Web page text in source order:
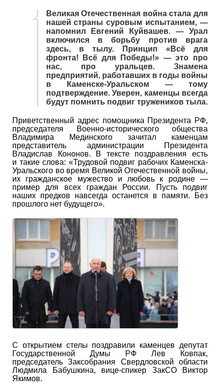
Великая Отечественная война стала для
нашей страны суровым испытанием, —
напомнил Евгений Куйвашев. — Урал
включился в борьбу против врага
здесь, в тылу. Принцип «Всё для
фронта! Всё для Победы!» — это про
нас, про уральцев. Знамена
предприятий, работавших в годы войны
в Каменске-Уральском — тому
подтверждение. Уверен, каменцы всегда
будут помнить подвиг тружеников тыла.
Приветственный адрес помощника Президента РФ,
председателя Военно-исторического общества
Владимира Мединского зачитал каменцам
представитель администрации Президента
Владислав Кононов. В тексте поздравления есть
и такие слова: «Трудовой подвиг рабочих Каменска-
Уральского во время Великой Отечественной войны,
их гражданское мужество и любовь к родине —
пример для всех граждан России. Пусть подвиг
наших предков навсегда останется в памяти. Без
прошлого нет будущего».
С открытием стелы поздравили каменцев депутат
Государственной Думы РФ Лев Ковпак,
председатель Заксобрания Свердловской области
Людмила Бабушкина, вице-спикер ЗакСО Виктор
Якимов.